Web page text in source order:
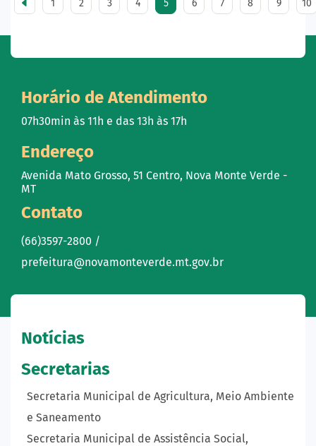
1 2 3 4 5 6 7 8 9 10
Horário de Atendimento
07h30min às 11h e das 13h às 17h
Endereço
Avenida Mato Grosso, 51 Centro, Nova Monte Verde -
MT
Contato
(66)3597-2800 /
prefeitura@novamonteverde.mt.gov.br
Notícias
Secretarias
Secretaria Municipal de Agricultura, Meio Ambiente
e Saneamento
Secretaria Municipal de Assistência Social,